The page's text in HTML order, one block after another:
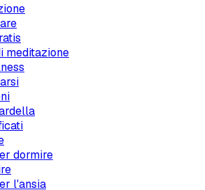
meditazione
dormire
l'ansia